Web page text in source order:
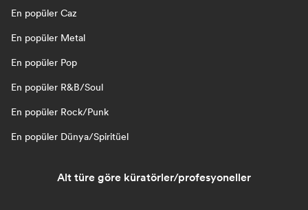
En popüler Caz
En popüler Metal
En popüler Pop
En popüler R&B/Soul
En popüler Rock/Punk
En popüler Dünya/Spiritüel
Alt türe göre küratörler/profesyoneller